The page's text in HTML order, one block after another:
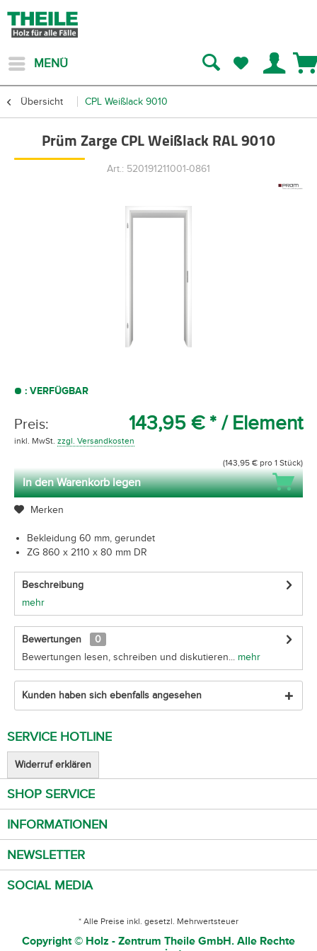
MENÜ
Übersicht CPL Weißlack 9010
Prüm Zarge CPL Weißlack RAL 9010
Art.: 520191211001-0861
: VERFÜGBAR
Preis: 143,95 € * / Element
inkl. MwSt. zzgl. Versandkosten
(143,95 € pro 1 Stück)
In den Warenkorb legen
Merken
Bekleidung 60 mm, gerundet
ZG 860 x 2110 x 80 mm DR
Beschreibung
mehr
Bewertungen
0
Bewertungen lesen, schreiben und diskutieren... mehr
Kunden haben sich ebenfalls angesehen
SERVICE HOTLINE
Widerruf erklären
SHOP SERVICE
INFORMATIONEN
NEWSLETTER
SOCIAL MEDIA
* Alle Preise inkl. gesetzl. Mehrwertsteuer
Copyright © Holz - Zentrum Theile GmbH. Alle Rechte